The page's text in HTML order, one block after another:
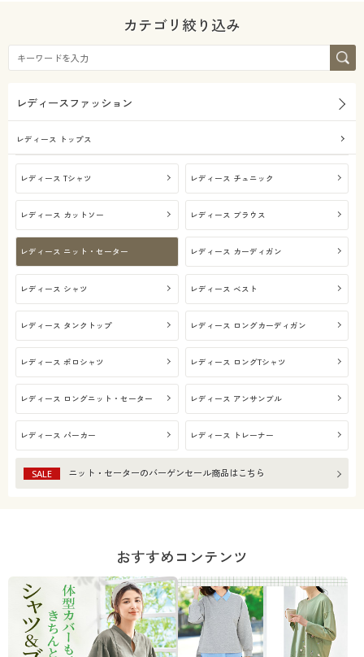
カテゴリ絞り込み
レディースファッション
レディース トップス
レディース Tシャツ レディース チュニック
レディース カットソー レディース ブラウス
レディース ニット・セーター レディース カーディガン
レディース シャツ レディース ベスト
レディース タンクトップ レディース ロングカーディガン
レディース ポロシャツ レディース ロングTシャツ
レディース ロングニット・セーター レディース アンサンブル
レディース パーカー レディース トレーナー
SALE ニット・セーターのバーゲンセール商品はこちら
おすすめコンテンツ